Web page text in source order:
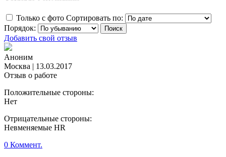
Только с фото Сортировать по:
Порядок:
Добавить свой отзыв
Аноним
Москва | 13.03.2017
Отзыв о работе
Положительные стороны:
Нет
Отрицательные стороны:
Невменяемые HR
0 Коммент.